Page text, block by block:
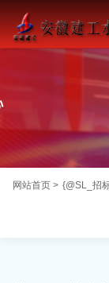
网站首页 > {@SL_招